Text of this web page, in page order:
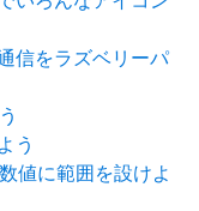
信をラズベリーパ
う
値に範囲を設けよ